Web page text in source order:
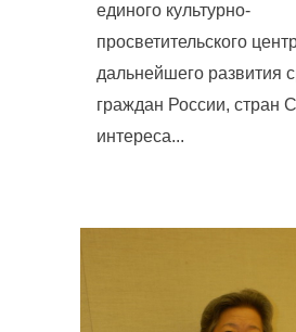
единого культурно-
просветительского
дальнейшего развития
граждан России, стран
интереса...